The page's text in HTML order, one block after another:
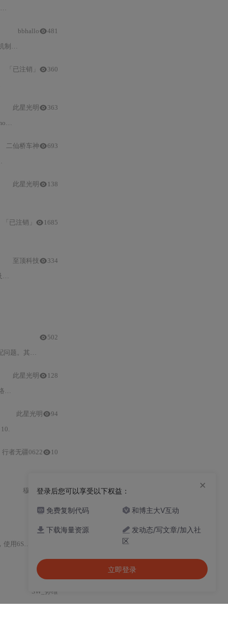
（B
bbhallo 481
「已注销」 360
此星光明 363
二仙桥车神 693
此星光明 138
「已注销」 1685
至顶科技 334
练范式及几何感知
502
此星光明 128
此星光明 94
行者无疆0622 10
穆庭秋 43
模拟大气散射 吸收效应，去除大气层对
此星光明
西楼隐月
SW_孙维
登录后您可以享受以下权益：
免费复制代码 和博主大V互动
下载海量资源
发动态/写文章/加入社
区
×
立即登录